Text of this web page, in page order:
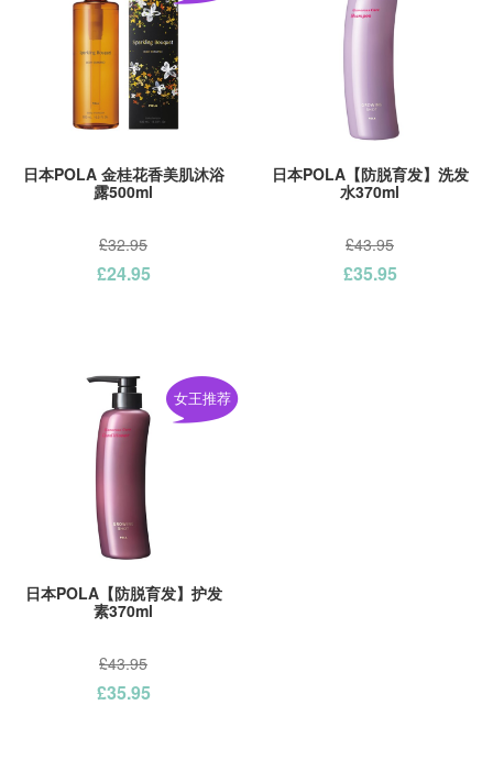
日本POLA 金桂花香美肌沐浴
露500ml
£32.95
£24.95
日本POLA【防脱育发】洗发
水370ml
£43.95
£35.95
日本POLA【防脱育发】护发
素370ml
女王推荐
£43.95
£35.95